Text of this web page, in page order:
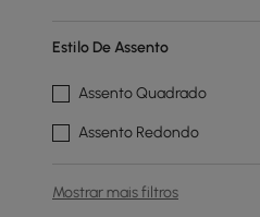
Estilo De Assento
Assento Quadrado
Assento Redondo
Mostrar mais filtros